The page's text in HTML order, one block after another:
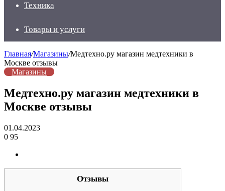
Техника
Товары и услуги
Главная/Магазины/Медтехно.ру магазин медтехники в
Москве отзывы
Магазины
Медтехно.ру магазин медтехники в
Москве отзывы
01.04.2023
0 95
Отзывы